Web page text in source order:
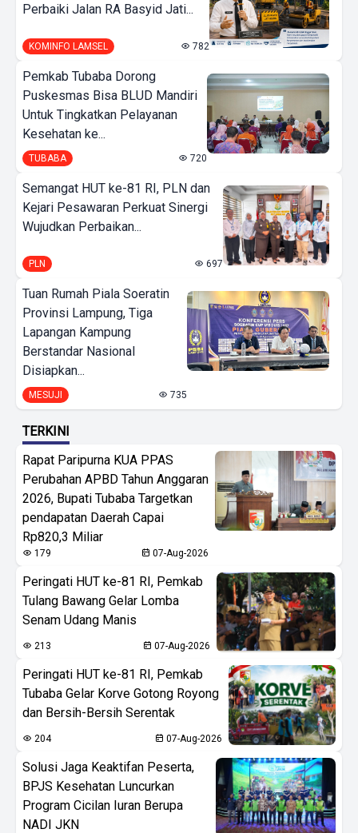
Perbaiki Jalan RA Basyid Jati...
KOMINFO LAMSEL 782
Pemkab Tubaba Dorong
Puskesmas Bisa BLUD Mandiri
Untuk Tingkatkan Pelayanan
Kesehatan ke...
TUBABA 720
Semangat HUT ke-81 RI, PLN dan
Kejari Pesawaran Perkuat Sinergi
Wujudkan Perbaikan...
PLN 697
Tuan Rumah Piala Soeratin
Provinsi Lampung, Tiga
Lapangan Kampung
Berstandar Nasional
Disiapkan...
MESUJI 735
TERKINI
Rapat Paripurna KUA PPAS
Perubahan APBD Tahun Anggaran
2026, Bupati Tubaba Targetkan
pendapatan Daerah Capai
Rp820,3 Miliar
179 07-Aug-2026
Peringati HUT ke-81 RI, Pemkab
Tulang Bawang Gelar Lomba
Senam Udang Manis
213 07-Aug-2026
Peringati HUT ke-81 RI, Pemkab
Tubaba Gelar Korve Gotong Royong
dan Bersih-Bersih Serentak
204 07-Aug-2026
Solusi Jaga Keaktifan Peserta,
BPJS Kesehatan Luncurkan
Program Cicilan Iuran Berupa
NADI JKN